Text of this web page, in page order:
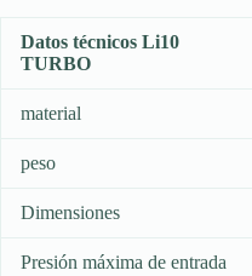
Datos técnicos Li10
TURBO
material
peso
Dimensiones
Presión máxima de entrada